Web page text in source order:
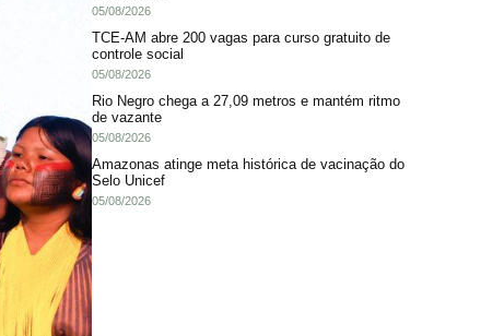
05/08/2026
TCE-AM abre 200 vagas para curso gratuito de
controle social
05/08/2026
Rio Negro chega a 27,09 metros e mantém ritmo
de vazante
05/08/2026
Amazonas atinge meta histórica de vacinação do
Selo Unicef
05/08/2026